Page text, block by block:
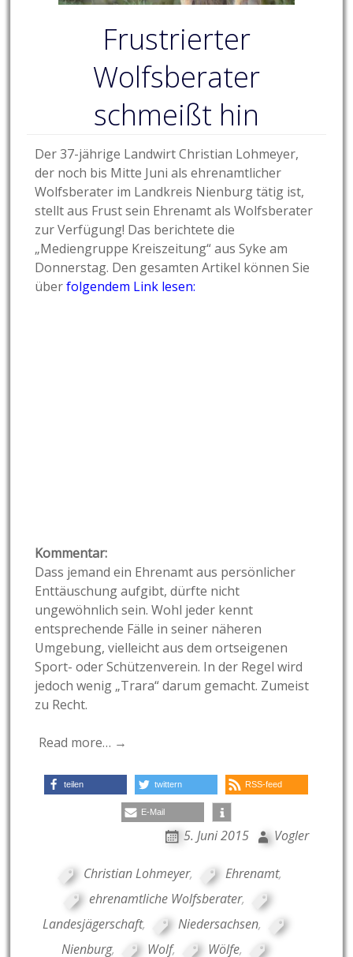
Frustrierter
Wolfsberater
schmeißt hin
Der 37-jährige Landwirt Christian Lohmeyer,
der noch bis Mitte Juni als ehrenamtlicher
Wolfsberater im Landkreis Nienburg tätig ist,
stellt aus Frust sein Ehrenamt als Wolfsberater
zur Verfügung! Das berichtete die
„Mediengruppe Kreiszeitung“ aus Syke am
Donnerstag. Den gesamten Artikel können Sie
überfolgendem Link lesen:
Kommentar:
Dass jemand ein Ehrenamt aus persönlicher
Enttäuschung aufgibt, dürfte nicht
ungewöhnlich sein. Wohl jeder kennt
entsprechende Fälle in seiner näheren
Umgebung, vielleicht aus dem ortseigenen
Sport- oder Schützenverein. In der Regel wird
jedoch wenig „Trara“ darum gemacht. Zumeist
zu Recht.
Read more… →
teilen twittern RSS-feed
E-Mail
5. Juni 2015 Vogler
Christian Lohmeyer, Ehrenamt,
ehrenamtliche Wolfsberater,
Landesjägerschaft, Niedersachsen,
Nienburg, Wolf, Wölfe,